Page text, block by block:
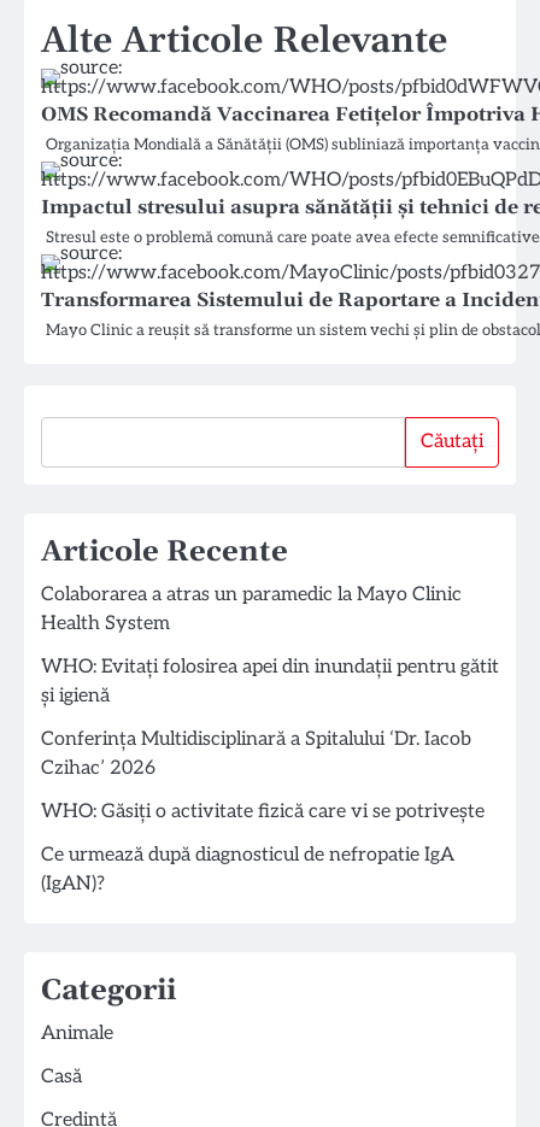
Alte Articole Relevante
OMS Recomandă Vaccinarea Fetițelor
Organizația Mondială a Sănătății (OMS) subliniază importanța
Impactul stresului asupra sănătății și tehnici de
Stresul este o problemă comună care poate avea efecte
Transformarea Sistemului de Raportare a
Mayo Clinic a reușit să transforme un sistem vechi și plin de
Căutați
Articole Recente
Colaborarea a atras un paramedic la Mayo Clinic
Health System
WHO: Evitați folosirea apei din inundații pentru gătit
și igienă
Conferința Multidisciplinară a Spitalului ‘Dr. Iacob
Czihac’ 2026
WHO: Găsiți o activitate fizică care vi se potrivește
Ce urmează după diagnosticul de nefropatie IgA
(IgAN)?
Categorii
Animale
Casă
Credință